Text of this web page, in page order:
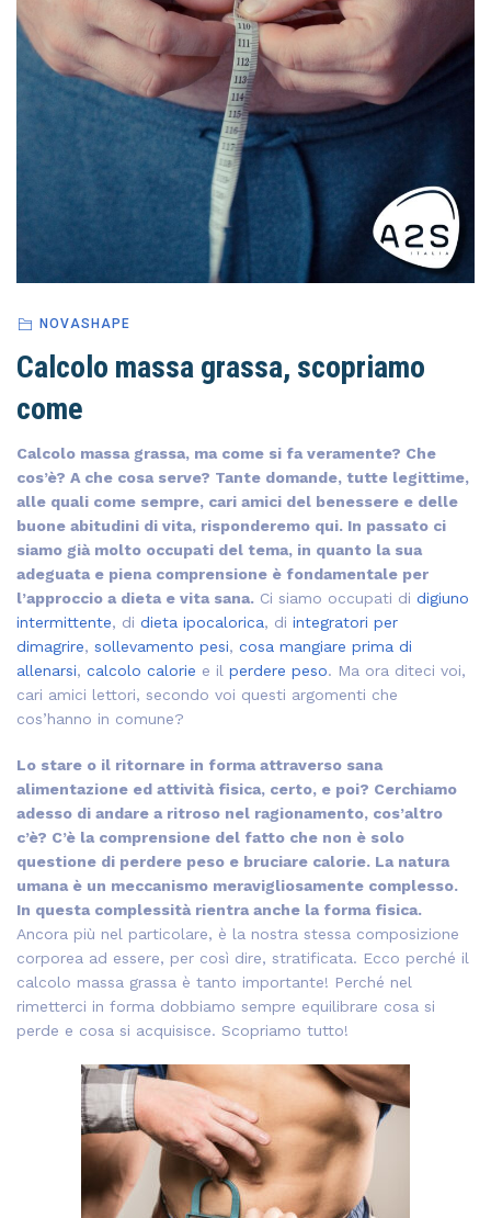
NOVASHAPE
Calcolo massa grassa, scopriamo
come
Calcolo massa grassa, ma come si fa veramente? Che
cos’è? A che cosa serve? Tante domande, tutte legittime,
alle quali come sempre, cari amici del benessere e delle
buone abitudini di vita, risponderemo qui. In passato ci
siamo già molto occupati del tema, in quanto la sua
adeguata e piena comprensione è fondamentale per
l’approccio a dieta e vita sana. Ci siamo occupati di digiuno
intermittente, di dieta ipocalorica, di integratori per
dimagrire, sollevamento pesi, cosa mangiare prima di
allenarsi, calcolo calorie e il perdere peso. Ma ora diteci voi,
cari amici lettori, secondo voi questi argomenti che
cos’hanno in comune?
Lo stare o il ritornare in forma attraverso sana
alimentazione ed attività fisica, certo, e poi? Cerchiamo
adesso di andare a ritroso nel ragionamento, cos’altro
c’è? C’è la comprensione del fatto che non è solo
questione di perdere peso e bruciare calorie. La natura
umana è un meccanismo meravigliosamente complesso.
In questa complessità rientra anche la forma fisica.
Ancora più nel particolare, è la nostra stessa composizione
corporea ad essere, per così dire, stratificata. Ecco perché il
calcolo massa grassa è tanto importante! Perché nel
rimetterci in forma dobbiamo sempre equilibrare cosa si
perde e cosa si acquisisce. Scopriamo tutto!